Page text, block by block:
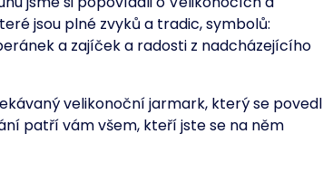
jsou plné zvyků a tradic, symbolů:
a zajíček a radosti z nadcházejícího
velikonoční jarmark, který se povedl
patří vám všem, kteří jste se na něm